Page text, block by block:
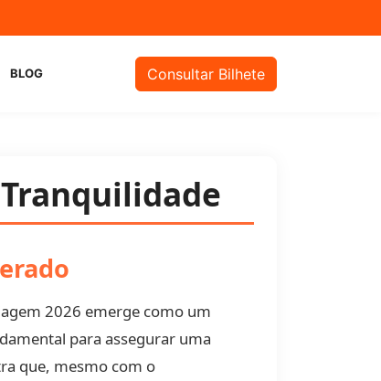
BLOG Consultar Bilhete
2026 emerge como um
para assegurar uma
que, mesmo com o